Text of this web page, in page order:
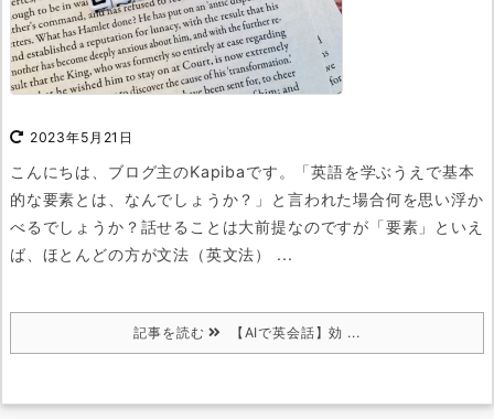
2023年5月21日
こんにちは、ブログ主のKapibaです。
「英語を学ぶうえで基本
的な要素とは、なんでしょうか？」と言われた場合何を思い浮か
べるでしょうか？ 話せることは大前提なのですが「要素」といえ
ば、ほとんどの方が文法（英文法） ...
記事を読む 【AIで英会話】効 ...